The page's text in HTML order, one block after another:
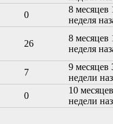
0
8 месяцев
неделя
26
8 месяцев
неделя
7
9 месяцев
недели
0
10
недели